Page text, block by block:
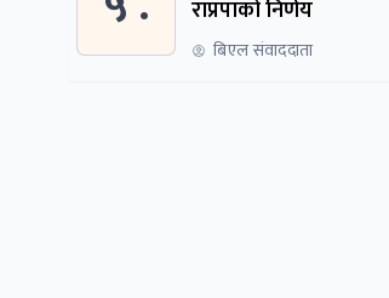
राप्रपाको निर्णय
बिएल संवाददाता